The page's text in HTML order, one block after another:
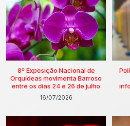
8º Exposição Nacional de
Orquídeas movimenta Barroso
entre os dias 24 e 26 de julho
16/07/2026